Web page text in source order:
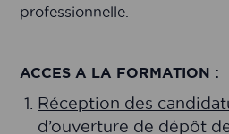
professionnelle.
ACCES A LA FORMATION :
Réception des
d’ouverture de dépôt